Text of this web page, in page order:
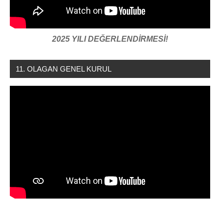
2025 YILI DEĞERLENDİRMESİ!
11. OLAGAN GENEL KURUL